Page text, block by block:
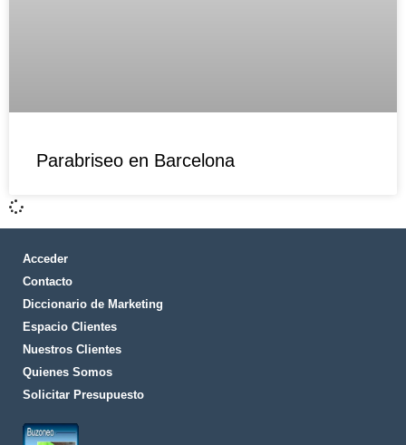
Parabriseo en Barcelona
Acceder
Contacto
Diccionario de Marketing
Espacio Clientes
Nuestros Clientes
Quienes Somos
Solicitar Presupuesto